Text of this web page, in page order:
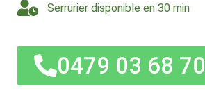
Serrurier disponible en 30 min
0479 03 68 70